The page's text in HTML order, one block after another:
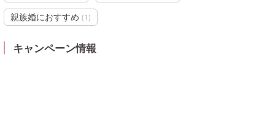
親族婚におすすめ (1)
キャンペーン情報